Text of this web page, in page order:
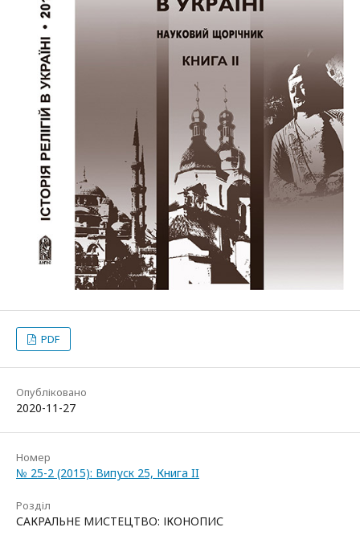
PDF
Опубліковано
2020-11-27
Номер
№ 25-2 (2015): Випуск 25, Книга II
Розділ
САКРАЛЬНЕ МИСТЕЦТВО: ІКОНОПИС